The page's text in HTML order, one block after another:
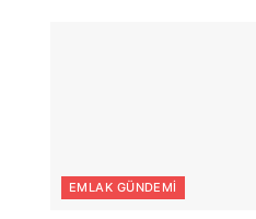
EMLAK GÜNDEMI